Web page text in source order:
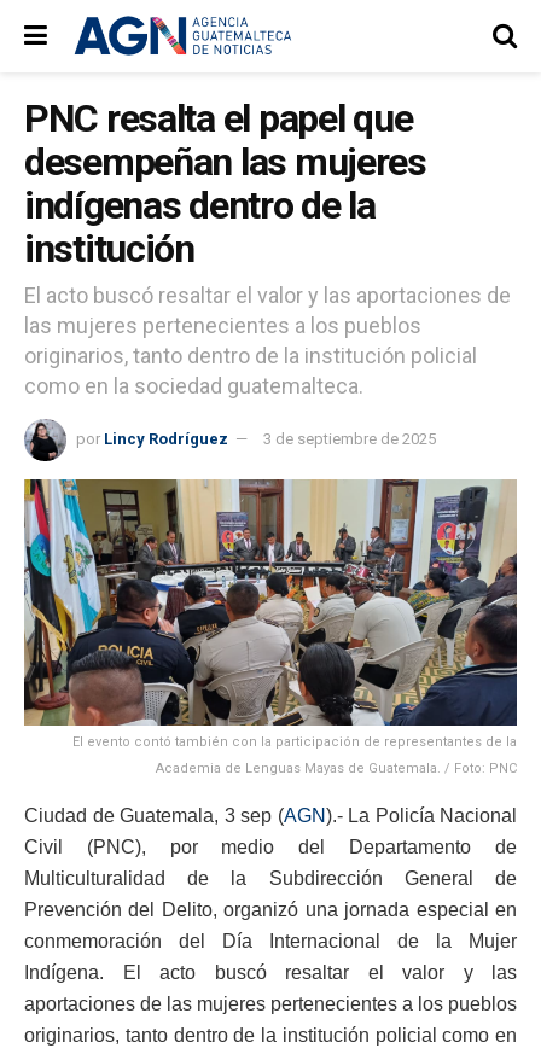
PNC resalta el papel que
desempeñan las mujeres
indígenas dentro de la
institución
El acto buscó resaltar el valor y las aportaciones de
las mujeres pertenecientes a los pueblos
originarios, tanto dentro de la institución policial
como en la sociedad guatemalteca.
por Lincy Rodríguez 3 de septiembre de 2025
El evento contó también con la participación de representantes de la
Academia de Lenguas Mayas de Guatemala. / Foto: PNC
Ciudad de Guatemala, 3 sep (AGN).- La Policía Nacional
Civil (PNC), por medio del Departamento de
Multiculturalidad de la Subdirección General de
Prevención del Delito, organizó una jornada especial en
conmemoración del Día Internacional de la Mujer
Indígena. El acto buscó resaltar el valor y las
aportaciones de las mujeres pertenecientes a los pueblos
originarios, tanto dentro de la institución policial como en